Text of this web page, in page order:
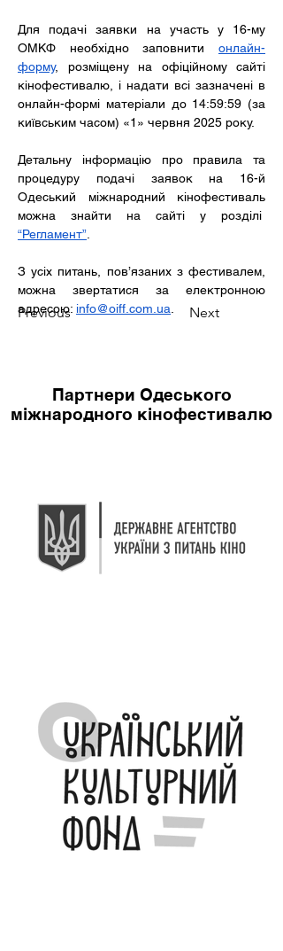
Previous Next
Для подачі заявки на участь у 16-му
ОМКФ необхідно заповнити онлайн-
форму, розміщену на офіційному сайті
кінофестивалю, і надати всі зазначені в
онлайн-формі матеріали до 14:59:59 (за
київським часом) «1» червня 2025 року.
Детальну інформацію про правила та
процедуру подачі заявок на 16-й
Одеський міжнародний кінофестиваль
“Регламент”
З усіх питань, пов’язаних з фестивалем,
можна звертатися за електронною
адресою: info@oiff.com.ua
Партнери Одеського
міжнародного кінофестивалю